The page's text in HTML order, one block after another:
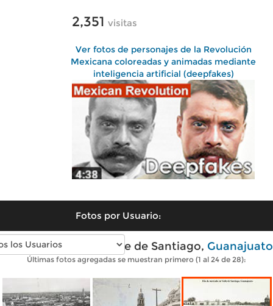
2,351 visitas
Ver fotos de personajes de la Revolución
Mexicana coloreadas y animadas mediante
inteligencia artificial (deepfakes)
Fotos por Usuario:
Fotos antiguas de Valle de Santiago, Guanajuato
Últimas fotos agregadas se muestran primero (1 al 24 de 28):